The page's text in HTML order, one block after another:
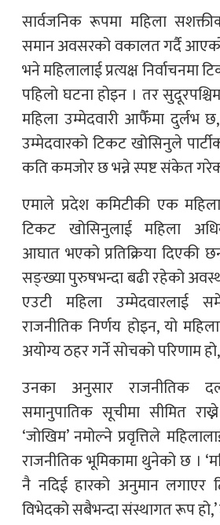
सार्वजनिक रूपमा महिला
समान अवसरको वकालत गर्दै
भने महिलालाई प्रत्यक्ष निर्वाचनमा
पहिलो घटना होइन । तर
महिला उम्मेदवारी आफैँमा दुर्लभ
उम्मेदवारको टिकट खोसिनुले
कति कमजोर छ भन्ने स्पष्ट संकेत
एमाले प्रदेश कमिटीकी एक
टिकट खोसिनुलाई महिला
आघात भएको प्रतिक्रिया दिएकी
सङ्ख्या पुरुषभन्दा बढी रहेको
एउटी महिला उम्मेदवारलाई
राजनीतिक निर्णय होइन, यो
अयोग्य ठहर गर्ने सोचको परिणाम
उनका अनुसार राजनीतिक
समानुपातिक सूचीमा सीमित
‘जोखिम’ नमोल्ने प्रवृत्तिले
राजनीतिक भूमिकामा थुनेको छ ।
नै नदिई हारको अनुमान लगाएर
विभेदको सबैभन्दा संस्थागत रूप